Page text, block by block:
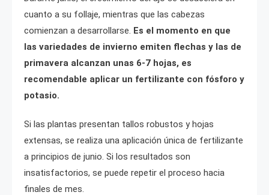
cuanto a su follaje, mientras que las cabezas
comienzan a desarrollarse. Es el momento en que
las variedades de invierno emiten flechas y las de
primavera alcanzan unas 6-7 hojas, es
recomendable aplicar un fertilizante con fósforo y
potasio.
Si las plantas presentan tallos robustos y hojas
extensas, se realiza una aplicación única de fertilizante
a principios de junio. Si los resultados son
insatisfactorios, se puede repetir el proceso hacia
finales de mes.